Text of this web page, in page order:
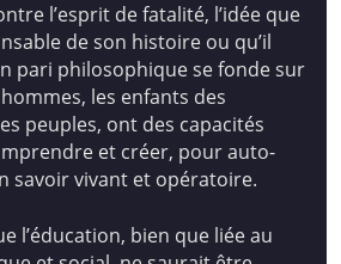
l’esprit de fatalité, l’idée que
de son histoire ou qu’il
pari philosophique se fonde sur
les enfants des
peuples, ont des capacités
et créer, pour auto-
savoir vivant et opératoire.
l’éducation, bien que liée au